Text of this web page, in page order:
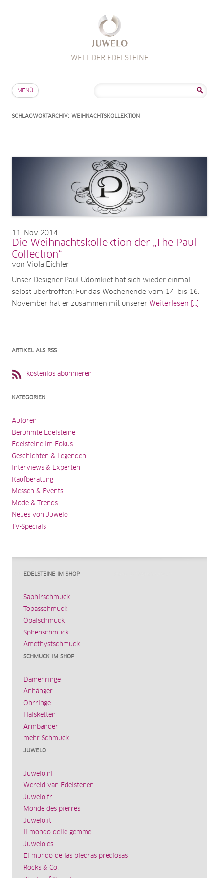
WELT DER EDELSTEINE
MENÜ
SCHLAGWORTARCHIV: WEIHNACHTSKOLLEKTION
11 Nov 2014
Die Weihnachtskollektion der „The Paul
Collection“
von Viola Eichler
Unser Designer Paul Udomkiet hat sich wieder einmal
selbst übertroffen: Für das Wochenende vom 14. bis 16.
November hat er zusammen mit unserer Weiterlesen [...]
ARTIKEL ALS RSS
kostenlos abonnieren
KATEGORIEN
Autoren
Berühmte Edelsteine
Edelsteine im Fokus
Geschichten & Legenden
Interviews & Experten
Kaufberatung
Messen & Events
Mode & Trends
Neues von Juwelo
TV-Specials
EDELSTEINE IM SHOP
Saphirschmuck
Topasschmuck
Opalschmuck
Sphenschmuck
Amethystschmuck
SCHMUCK IM SHOP
Damenringe
Anhänger
Ohrringe
Halsketten
Armbänder
mehr Schmuck
JUWELO
Juwelo.nl
Wereld van Edelstenen
Juwelo.fr
Monde des pierres
Juwelo.it
Il mondo delle gemme
Juwelo.es
El mundo de las piedras preciosas
Rocks & Co.